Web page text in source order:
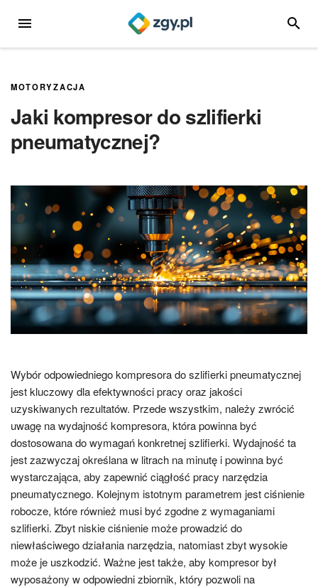
MENU
MOTORYZACJA
Jaki kompresor do szlifierki
pneumatycznej?
Wybór odpowiedniego kompresora do szlifierki pneumatycznej
jest kluczowy dla efektywności pracy oraz jakości
uzyskiwanych rezultatów. Przede wszystkim, należy zwrócić
uwagę na wydajność kompresora, która powinna być
dostosowana do wymagań konkretnej szlifierki. Wydajność ta
jest zazwyczaj określana w litrach na minutę i powinna być
wystarczająca, aby zapewnić ciągłość pracy narzędzia
pneumatycznego. Kolejnym istotnym parametrem jest ciśnienie
robocze, które również musi być zgodne z wymaganiami
szlifierki. Zbyt niskie ciśnienie może prowadzić do
niewłaściwego działania narzędzia, natomiast zbyt wysokie
może je uszkodzić. Ważne jest także, aby kompresor był
wyposażony w odpowiedni zbiornik, który pozwoli na